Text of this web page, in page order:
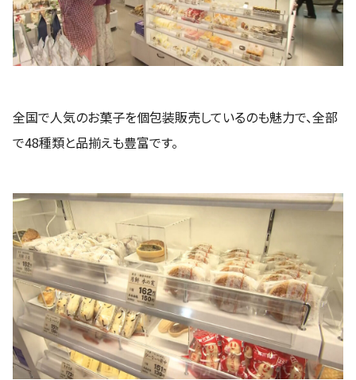
全国で人気のお菓子を個包装販売しているのも魅力で、全部
で48種類と品揃えも豊富です。